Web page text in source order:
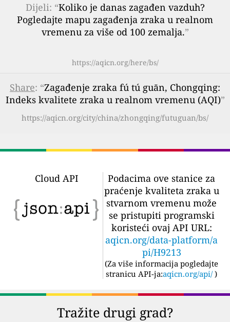
Dijeli: “Koliko je danas zagađen vazduh?
Pogledajte mapu zagađenja zraka u realnom
vremenu za više od 100 zemalja.”
https://aqicn.org/here/bs/
Share: “Zagađenje zraka fú tú guān, Chongqing:
Indeks kvalitete zraka u realnom vremenu (AQI)”
https://aqicn.org/city/china/zhongqing/futuguan/bs/
Cloud API
Podacima ove stanice za
praćenje kvaliteta zraka u
stvarnom vremenu može
se pristupiti programski
koristeći ovaj API URL:
aqicn.org/data-platform/a
pi/H9213
(Za više informacija pogledajte
stranicu API-ja:aqicn.org/api/ )
Tražite drugi grad?